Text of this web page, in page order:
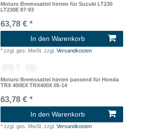
Moturo Bremssattel hinten für Suzuki LT230
LT230E 87-93
63,78 € *
In den Warenkorb
*zzgl. ges. MwSt. zzgl.Versandkosten
Moturo Bremssattel hinten passend für Honda
TRX 400EX TRX400X 05-14
63,78 € *
In den Warenkorb
*zzgl. ges. MwSt. zzgl.Versandkosten